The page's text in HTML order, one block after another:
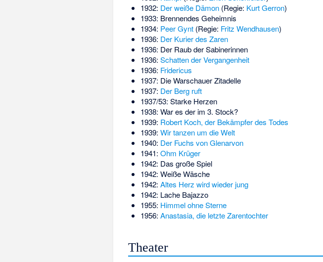
1932: Der weiße Dämon(Regie: Kurt Gerron)
1933: Brennendes Geheimnis
1934: Peer Gynt(Regie: Fritz Wendhausen)
1936: Der Kurier des Zaren
1936: Der Raub der Sabinerinnen
1936: Schatten der Vergangenheit
1936: Fridericus
1937: Die Warschauer Zitadelle
1937: Der Berg ruft
1937/53: Starke Herzen
1938: War es der im 3. Stock?
1939: Robert Koch, der Bekämpfer des Todes
1939: Wir tanzen um die Welt
1940: Der Fuchs von Glenarvon
1941: Ohm Krüger
1942: Das große Spiel
1942: Weiße Wäsche
1942: Altes Herz wird wieder jung
1942: Lache Bajazzo
1955: Himmel ohne Sterne
1956: Anastasia, die letzte Zarentochter
Theater